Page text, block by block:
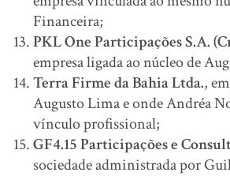
Financeira;
PKL One Participações S.A.
empresa ligada ao núcleo de
Terra Firme da Bahia Ltda.,
Augusto Lima e onde Andréa
vínculo profissional;
GF4.15 Participações e
sociedade administrada por